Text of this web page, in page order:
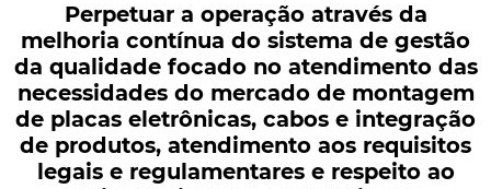
Perpetuar a operação através da
melhoria contínua do sistema de gestão
da qualidade focado no atendimento das
necessidades do mercado de montagem
de placas eletrônicas, cabos e integração
de produtos, atendimento aos requisitos
legais e regulamentares e respeito ao